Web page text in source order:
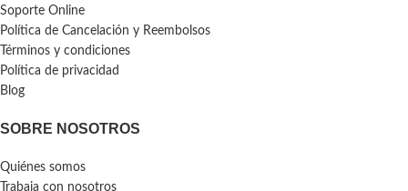
Soporte Online
Política de Cancelación y Reembolsos
Términos y condiciones
Política de privacidad
Blog
SOBRE NOSOTROS
Quiénes somos
Trabaja con nosotros